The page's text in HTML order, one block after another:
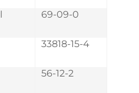
69-09-0
33818-15-4
56-12-2